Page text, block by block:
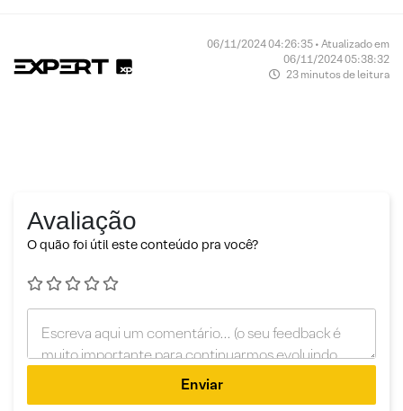
06/11/2024 04:26:35 • Atualizado em
06/11/2024 05:38:32
23 minutos de leitura
Avaliação
O quão foi útil este conteúdo pra você?
Enviar